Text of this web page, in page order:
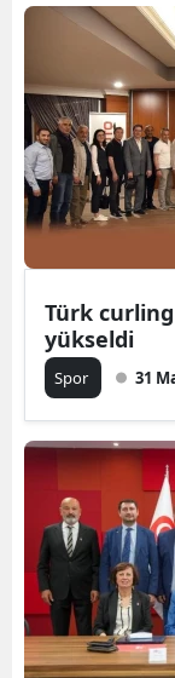
Türk
yükseldi
Spor 31